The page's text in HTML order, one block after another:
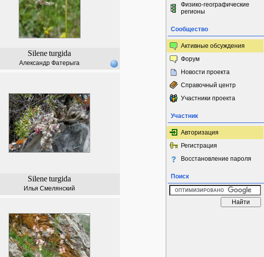
Sileneturgida
Александр Фатерыга
Sileneturgida
Илья Смелянский
Физико-географические
регионы
Сообщество
Активные обсуждения
Форум
Новости проекта
Справочный центр
Участники проекта
Участник
Авторизация
Регистрация
Восстановление пароля
Поиск